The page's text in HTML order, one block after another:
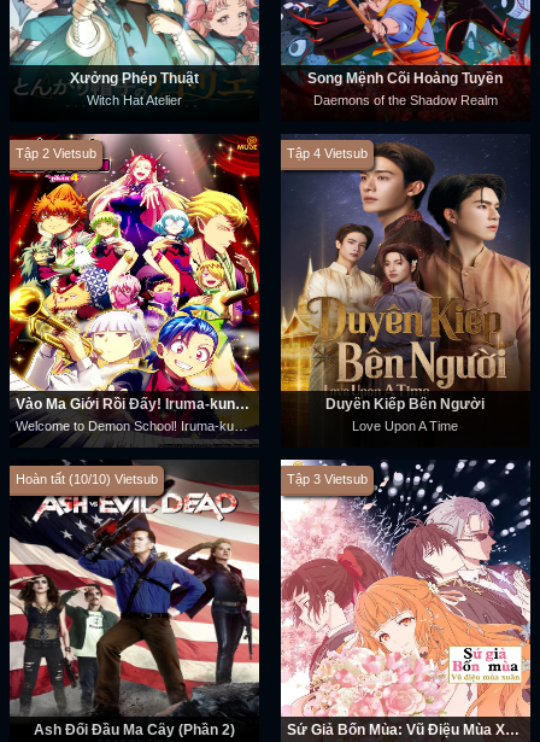
Xưởng Phép Thuật
Witch Hat Atelier
Song Mệnh Cõi Hoàng Tuyền
Daemons of the Shadow Realm
Tập 2 Vietsub
Vào Ma Giới Rồi Đấy! Iruma-kun (Phần 4)
Welcome to Demon School! Iruma-kun (Season 4)
Tập 4 Vietsub
Duyên Kiếp Bên Người
Love Upon A Time
Hoàn tất (10/10) Vietsub
Ash Đối Đầu Ma Cây (Phần 2)
Tập 3 Vietsub
Sứ Giả Bốn Mùa: Vũ Điệu Mùa Xuân